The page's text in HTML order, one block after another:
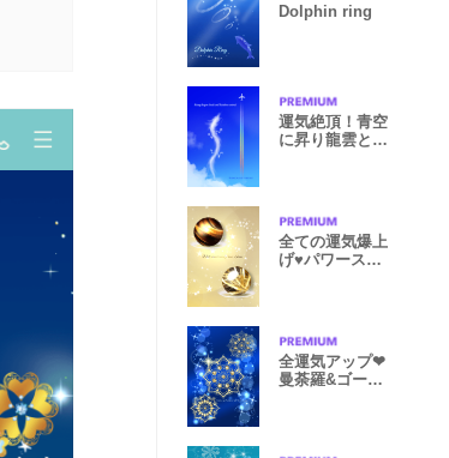
Dolphin ring
運気絶頂！青空
に昇り龍雲と虹
全ての運気爆上
げ♥パワースト
全運気アップ❤︎
曼荼羅&ゴール